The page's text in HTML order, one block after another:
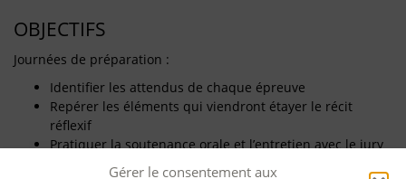
Gérer le consentement aux
OBJECTIFS
Journées de préparation :
Identifier les attendus de chaque épreuve
Repérer les éléments qui viendront étayer le récit
réflexif
Pratiquer la soutenance orale et l’entretien avec le jury
Épreuves de certification :